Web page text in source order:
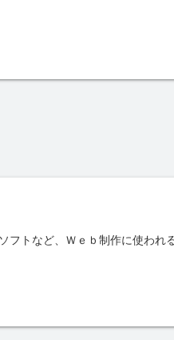
フトなど、Ｗｅｂ制作に使われ